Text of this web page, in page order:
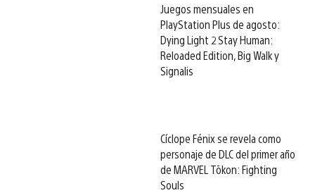
Juegos mensuales en
PlayStation Plus de agosto:
Dying Light 2 Stay Human:
Reloaded Edition, Big Walk y
Signalis
Cíclope Fénix se revela como
personaje de DLC del primer año
de MARVEL Tōkon: Fighting
Souls